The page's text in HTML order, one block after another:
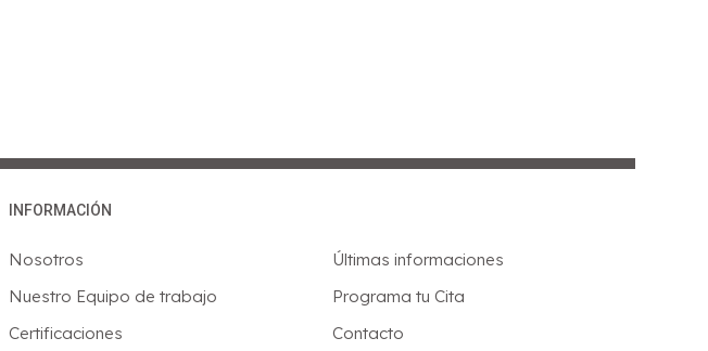
INFORMACIÓN
Nosotros
Últimas informaciones
Nuestro Equipo de trabajo
Programa tu Cita
Certificaciones
Contacto